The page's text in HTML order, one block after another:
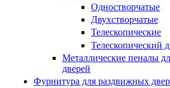
Одностворчатые
Двухстворчатые
Телескопические
Телескопический
Металлические пеналы
дверей
Фурнитура для раздвижных